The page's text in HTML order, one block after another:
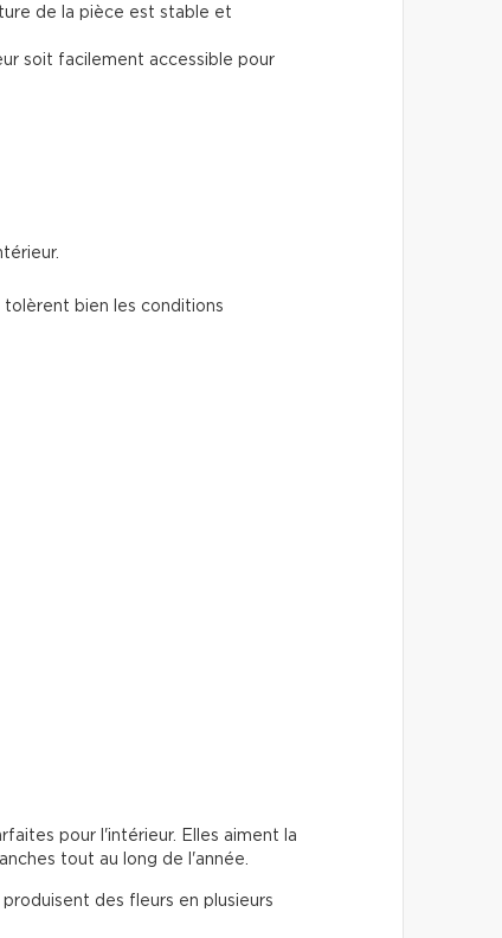
de la pièce est stable et
soit facilement accessible pour
bien les conditions
pour l'intérieur. Elles aiment la
tout au long de l'année.
des fleurs en plusieurs